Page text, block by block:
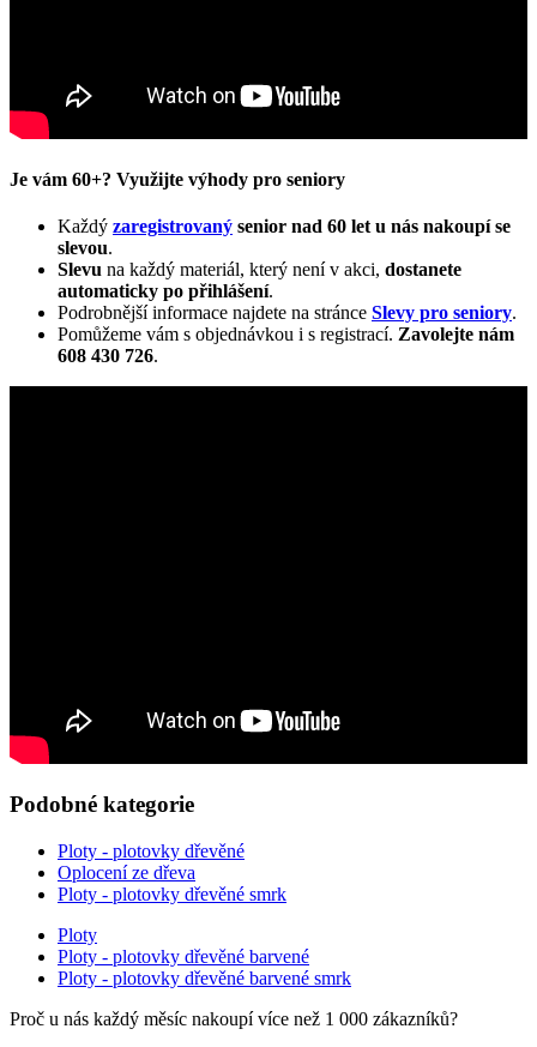
Je vám 60+? Využijte výhody pro seniory
Každý zaregistrovaný senior nad 60 let u nás nakoupí se
slevou.
Slevu na každý materiál, který není v akci, dostanete
automaticky po přihlášení.
Podrobnější informace najdete na stránce Slevy pro seniory.
Pomůžeme vám s objednávkou i s registrací. Zavolejte nám
608 430 726.
Podobné kategorie
Ploty - plotovky dřevěné
Oplocení ze dřeva
Ploty - plotovky dřevěné smrk
Ploty
Ploty - plotovky dřevěné barvené
Ploty - plotovky dřevěné barvené smrk
Proč u nás každý měsíc nakoupí více než 1 000 zákazníků?